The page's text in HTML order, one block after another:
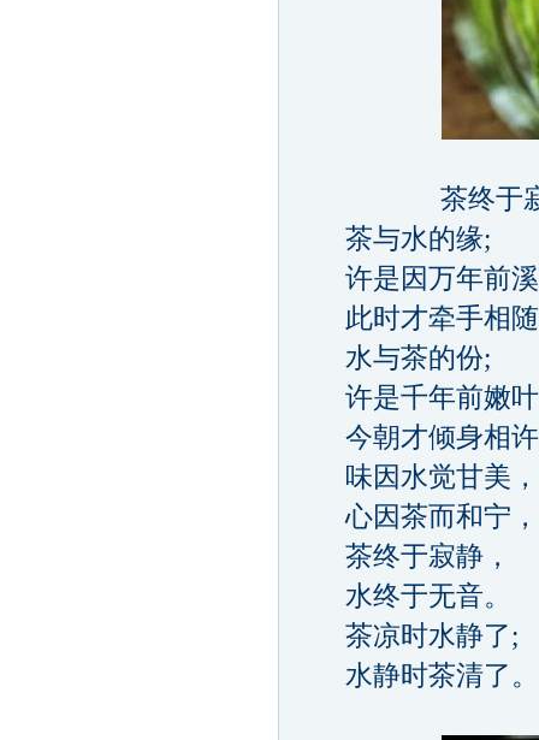
茶终于寂
茶与水的缘;
许是因万年前溪
此时才牵手相
水与茶的份;
许是千年前嫩叶
今朝才倾身相
味因水觉甘美，
心因茶而和宁，
茶终于寂静，
水终于无音。
茶凉时水静了;
水静时茶清了。